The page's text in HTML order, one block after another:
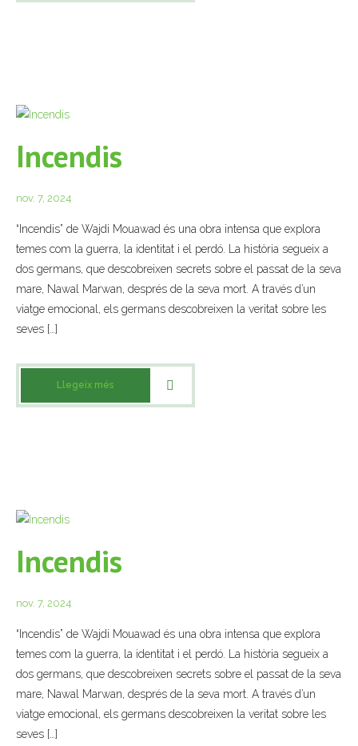
Incendis
nov. 7, 2024
“Incendis” de Wajdi Mouawad és una obra intensa que explora
temes com la guerra, la identitat i el perdó. La història segueix a
dos germans, que descobreixen secrets sobre el passat de la seva
mare, Nawal Marwan, després de la seva mort. A través d’un
viatge emocional, els germans descobreixen la veritat sobre les
seves […]
Llegeix més
Incendis
nov. 7, 2024
“Incendis” de Wajdi Mouawad és una obra intensa que explora
temes com la guerra, la identitat i el perdó. La història segueix a
dos germans, que descobreixen secrets sobre el passat de la seva
mare, Nawal Marwan, després de la seva mort. A través d’un
viatge emocional, els germans descobreixen la veritat sobre les
seves […]